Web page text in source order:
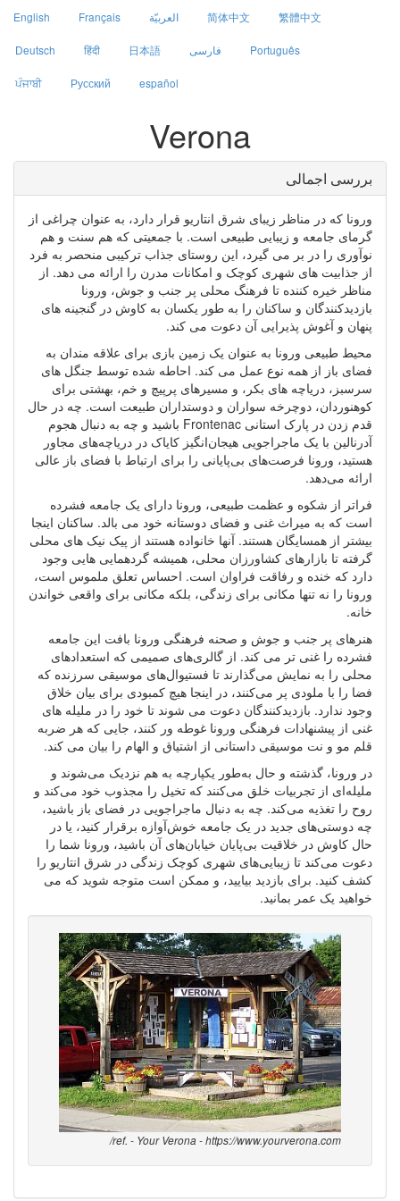
English Français العربيّة 简体中文 繁體中文
Deutsch हिंदी 日本語 فارسی Português
ਪੰਜਾਬੀ Русский español
Verona
بررسی اجمالی
ورونا که در مناظر زیبای شرق انتاریو قرار دارد، به عنوان چراغی از
گرمای جامعه و زیبایی طبیعی است. با جمعیتی که هم سنت و هم
نوآوری را در بر می گیرد، این روستای جذاب ترکیبی منحصر به فرد
از جذابیت های شهری کوچک و امکانات مدرن را ارائه می دهد. از
مناظر خیره کننده تا فرهنگ محلی پر جنب و جوش، ورونا
بازدیدکنندگان و ساکنان را به طور یکسان به کاوش در گنجینه های
پنهان و آغوش پذیرایی آن دعوت می کند.
محیط طبیعی ورونا به عنوان یک زمین بازی برای علاقه مندان به
فضای باز از همه نوع عمل می کند. احاطه شده توسط جنگل های
سرسبز، دریاچه های بکر، و مسیرهای پرپیچ و خم، بهشتی برای
کوهنوردان، دوچرخه سواران و دوستداران طبیعت است. چه در حال
قدم زدن در پارک استانی Frontenac باشید و چه به دنبال هجوم
آدرنالین با یک ماجراجویی هیجان‌انگیز کایاک در دریاچه‌های مجاور
هستید، ورونا فرصت‌های بی‌پایانی را برای ارتباط با فضای باز عالی
ارائه می‌دهد.
فراتر از شکوه و عظمت طبیعی، ورونا دارای یک جامعه فشرده
است که به میراث غنی و فضای دوستانه خود می بالد. ساکنان اینجا
بیشتر از همسایگان هستند. آنها خانواده هستند از پیک نیک های محلی
گرفته تا بازارهای کشاورزان محلی، همیشه گردهمایی هایی وجود
دارد که خنده و رفاقت فراوان است. احساس تعلق ملموس است،
ورونا را نه تنها مکانی برای زندگی، بلکه مکانی برای واقعی خواندن
خانه.
هنرهای پر جنب و جوش و صحنه فرهنگی ورونا بافت این جامعه
فشرده را غنی تر می کند. از گالری‌های صمیمی که استعدادهای
محلی را به نمایش می‌گذارند تا فستیوال‌های موسیقی سرزنده که
فضا را با ملودی پر می‌کنند، در اینجا هیچ کمبودی برای بیان خلاق
وجود ندارد. بازدیدکنندگان دعوت می شوند تا خود را در ملیله های
غنی از پیشنهادات فرهنگی ورونا غوطه ور کنند، جایی که هر ضربه
قلم مو و نت موسیقی داستانی از اشتیاق و الهام را بیان می کند.
در ورونا، گذشته و حال به‌طور یکپارچه به هم نزدیک می‌شوند و
ملیله‌ای از تجربیات خلق می‌کنند که تخیل را مجذوب خود می‌کند و
روح را تغذیه می‌کند. چه به دنبال ماجراجویی در فضای باز باشید،
چه دوستی‌های جدید در یک جامعه خوش‌آوازه برقرار کنید، یا در
حال کاوش در خلاقیت بی‌پایان خیابان‌های آن باشید، ورونا شما را
دعوت می‌کند تا زیبایی‌های شهری کوچک زندگی در شرق انتاریو را
کشف کنید. برای بازدید بیایید، و ممکن است متوجه شوید که می
خواهید یک عمر بمانید.
ref. - Your Verona - https://www.yourverona.com/